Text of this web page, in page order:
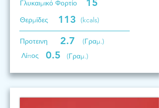
Γλυκαιμικό Φορτίο 15
Θερμίδες 113 (kcals)
Προτεινη 2.7
(Γραμ.)
Λίπος
0.5 (Γραμ.)